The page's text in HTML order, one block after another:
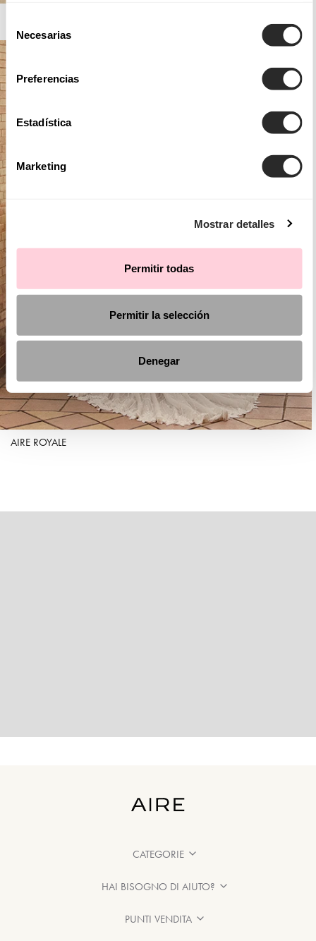
de
consentimiento
Necesarias
Preferencias
Estadística
Marketing
Mostrar detalles
Permitir todas
Permitir la selección
Denegar
AIRE ROYALE
CATEGORIE
HAI BISOGNO DI AIUTO?
PUNTI VENDITA